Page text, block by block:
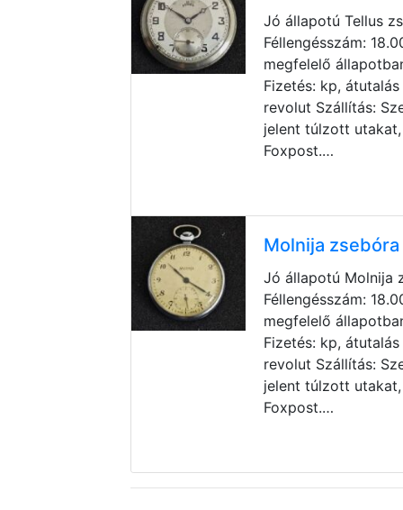
Jó állapotú Tellus
Féllengésszám:
megfelelő
Fizetés: kp,
revolut Szállítás:
jelent túlzott
Foxpost.…
Molnija zsebóra
Jó állapotú Molnija
Féllengésszám:
megfelelő
Fizetés: kp,
revolut Szállítás:
jelent túlzott
Foxpost.…